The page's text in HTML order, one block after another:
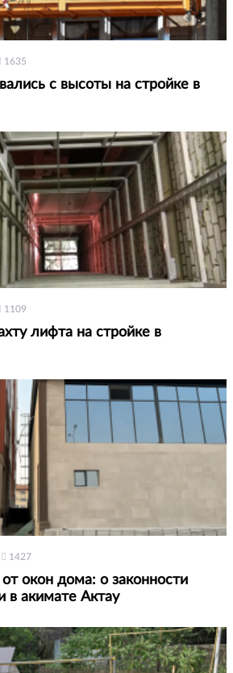
1635
с высоты на стройке в
1109
лифта на стройке в
1427
окон дома: о законности
в акимате Актау